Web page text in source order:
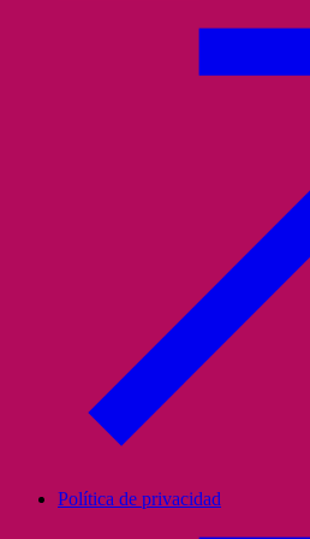
Política de privacidad